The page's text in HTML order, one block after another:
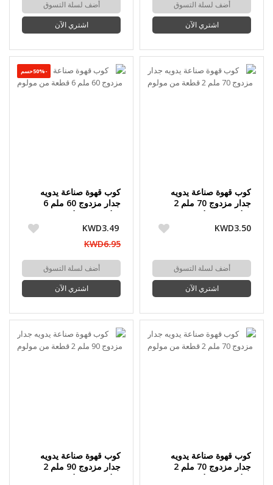
أضف لسلة التسوق
اشتري الآن
أضف لسلة التسوق
اشتري الآن
كوب قهوة صناعة يدويه
جدار مزدوج 70 ملم 2
قطعة من مولوم
KWD3.50
أضف لسلة التسوق
اشتري الآن
-50%حسم
كوب قهوة صناعة يدويه
جدار مزدوج 60 ملم 6
قطعة من مولوم
KWD3.49
KWD6.95
أضف لسلة التسوق
اشتري الآن
كوب قهوة صناعة يدويه
جدار مزدوج 70 ملم 2
قطعة من مولوم
كوب قهوة صناعة يدويه
جدار مزدوج 90 ملم 2
قطعة من مولوم